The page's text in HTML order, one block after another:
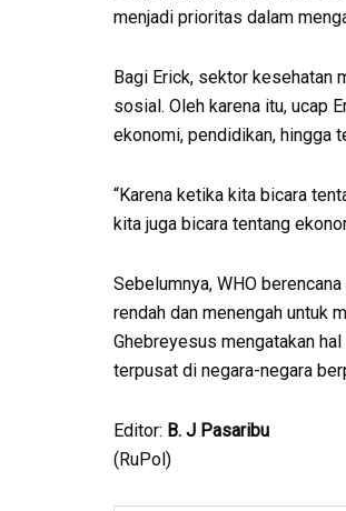
menjadi prioritas dalam
Bagi Erick, sektor kesehatan
sosial. Oleh karena itu, ucap
ekonomi, pendidikan, hingga
“Karena ketika kita bicara
kita juga bicara tentang
Sebelumnya, WHO
rendah dan menengah untuk
Ghebreyesus mengatakan
terpusat di negara-negara
Editor: B. J Pasaribu
(RuPol)